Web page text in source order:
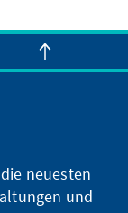
neuesten
und